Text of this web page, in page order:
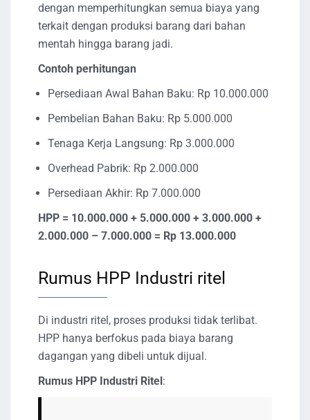
dengan memperhitungkan semua biaya yang
terkait dengan produksi barang dari bahan
mentah hingga barang jadi.
Contoh perhitungan
Persediaan Awal Bahan Baku: Rp 10.000.000
Pembelian Bahan Baku: Rp 5.000.000
Tenaga Kerja Langsung: Rp 3.000.000
Overhead Pabrik: Rp 2.000.000
Persediaan Akhir: Rp 7.000.000
HPP = 10.000.000 + 5.000.000 + 3.000.000 +
2.000.000 – 7.000.000 = Rp 13.000.000
Rumus HPP Industri ritel
Di industri ritel, proses produksi tidak terlibat.
HPP hanya berfokus pada biaya barang
dagangan yang dibeli untuk dijual.
Rumus HPP Industri Ritel: